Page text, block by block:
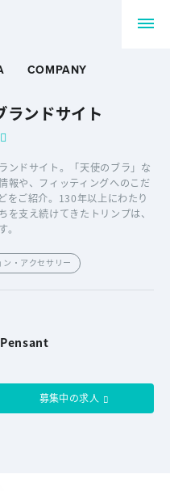
COMPANY
ンドサイト
ンドサイト。「天使のブラ」な
報や、フィッティングへのこだ
をご紹介。130年以上にわたり
支え続けてきたトリンプは、
ン・アクセサリー
募集中の求人